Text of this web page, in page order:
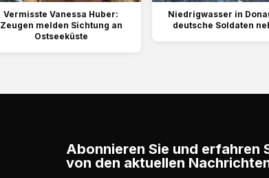
Vermisste Vanessa Huber:
Zeugen melden Sichtung an
Ostseeküste
Niedrigwasser in
deutsche Soldaten
Abonnieren Sie und erfahren
von den aktuellen